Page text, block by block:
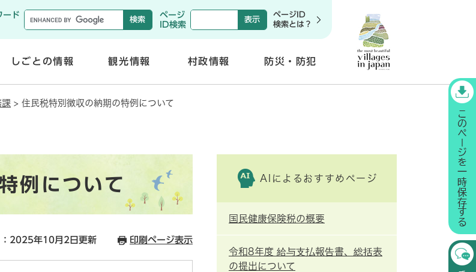
メニューを飛ばして本文へ
ード
ページ
ID検索
ページID
検索とは？
しごとの情報 観光情報 村政情報
く
防災・防犯
課 > 住民税特別徴収の納期の特例について
例について
：2025年10月2日更新 印刷ページ表示
AIによるおすすめページ
国民健康保険税の概要
令和8年度 給与支払報告書、総括表
の提出について